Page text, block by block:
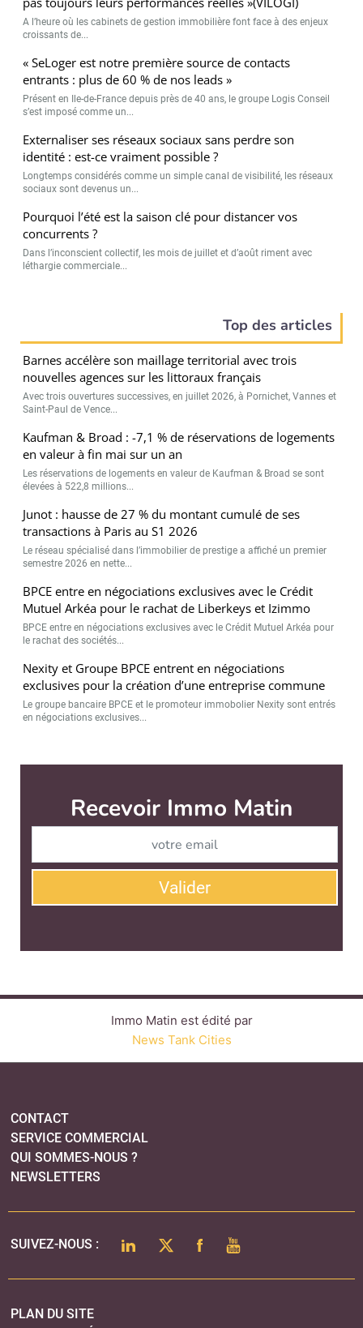
A l’heure où les cabinets de gestion immobilière font face à des enjeux
croissants de...
« SeLoger est notre première source de contacts
entrants : plus de 60 % de nos leads »
Présent en Ile-de-France depuis près de 40 ans, le groupe Logis Conseil
s’est imposé comme un...
Externaliser ses réseaux sociaux sans perdre son
identité : est-ce vraiment possible ?
Longtemps considérés comme un simple canal de visibilité, les réseaux
sociaux sont devenus un...
Pourquoi l’été est la saison clé pour distancer vos
concurrents ?
Dans l’inconscient collectif, les mois de juillet et d’août riment avec
léthargie commerciale...
Top des articles
Barnes accélère son maillage territorial avec trois
nouvelles agences sur les littoraux français
Avec trois ouvertures successives, en juillet 2026, à Pornichet, Vannes et
Saint-Paul de Vence...
Kaufman & Broad : -7,1 % de réservations de logements
en valeur à fin mai sur un an
Les réservations de logements en valeur de Kaufman & Broad se sont
élevées à 522,8 millions...
Junot : hausse de 27 % du montant cumulé de ses
transactions à Paris au S1 2026
Le réseau spécialisé dans l’immobilier de prestige a affiché un premier
semestre 2026 en nette...
BPCE entre en négociations exclusives avec le Crédit
Mutuel Arkéa pour le rachat de Liberkeys et Izimmo
BPCE entre en négociations exclusives avec le Crédit Mutuel Arkéa pour
le rachat des sociétés...
Nexity et Groupe BPCE entrent en négociations
exclusives pour la création d’une entreprise commune
Le groupe bancaire BPCE et le promoteur immobolier Nexity sont entrés
en négociations exclusives...
Immo Matin est édité par
QUI SOMMES-NOUS ?
LINKEDINTWITTERFACEBOOK
YOUTUBE
MENTIONS LÉGALES
POLITIQUE DE CONFIDENTIALITÉ
COOKIES